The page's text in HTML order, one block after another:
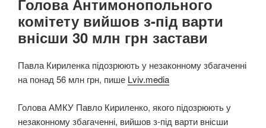
Голова Антимонопольного
комітету вийшов з-під варти
внісши 30 млн грн застави
Павла Кириленка підозрюють у незаконному збагаченні
на понад 56 млн грн, пише Lviv.media
Голова АМКУ Павло Кириленко, якого підозрюють у
незаконному збагаченні, вийшов з-під варти внісши